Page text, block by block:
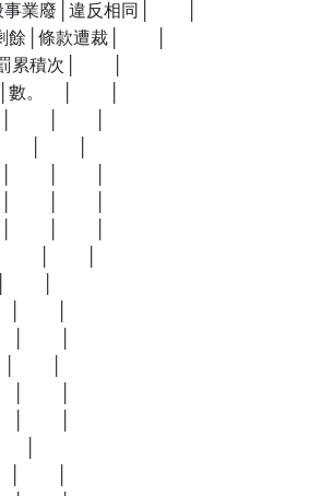
業廢│違反相同│        │
│條款遭裁│        │
累積次│        │
。    │        │
│        │
│        │
│        │
│        │
│        │
│        │
│
│
│
│
│
│
│
│